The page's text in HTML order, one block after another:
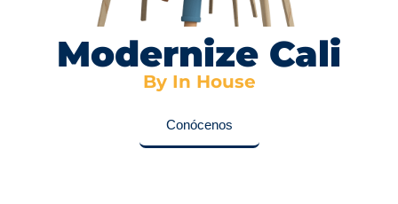
Modernize Cali
By In House
Conócenos